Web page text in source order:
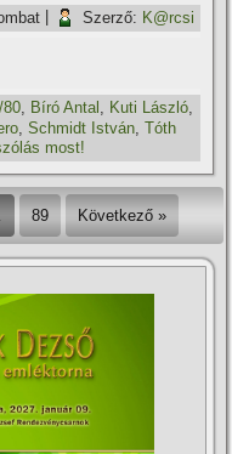
Szerző: K@rcsi
80 Bí­ró Antal Kuti László
,Schmidt István,Tóth
most!
89 Következő »